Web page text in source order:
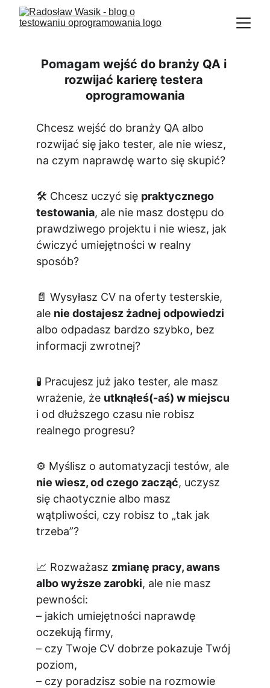
Pomagam wejść do branży QA i
rozwijać karierę testera
oprogramowania
Chcesz wejść do branży QA albo
rozwijać się jako tester, ale nie wiesz,
na czym naprawdę warto się skupić?
🛠️ Chcesz uczyć się praktycznego
testowania, ale nie masz dostępu do
prawdziwego projektu i nie wiesz, jak
ćwiczyć umiejętności w realny
sposób?
📄 Wysyłasz CV na oferty testerskie,
ale nie dostajesz żadnej odpowiedzi
albo odpadasz bardzo szybko, bez
informacji zwrotnej?
🧪 Pracujesz już jako tester, ale masz
wrażenie, że utknąłeś(-aś) w miejscu
i od dłuższego czasu nie robisz
realnego progresu?
⚙️ Myślisz o automatyzacji testów, ale
nie wiesz, od czego zacząć, uczysz
się chaotycznie albo masz
wątpliwości, czy robisz to „tak jak
trzeba”?
📈 Rozważasz zmianę pracy, awans
albo wyższe zarobki, ale nie masz
pewności:
– jakich umiejętności naprawdę
oczekują firmy,
– czy Twoje CV dobrze pokazuje Twój
poziom,
– czy poradzisz sobie na rozmowie